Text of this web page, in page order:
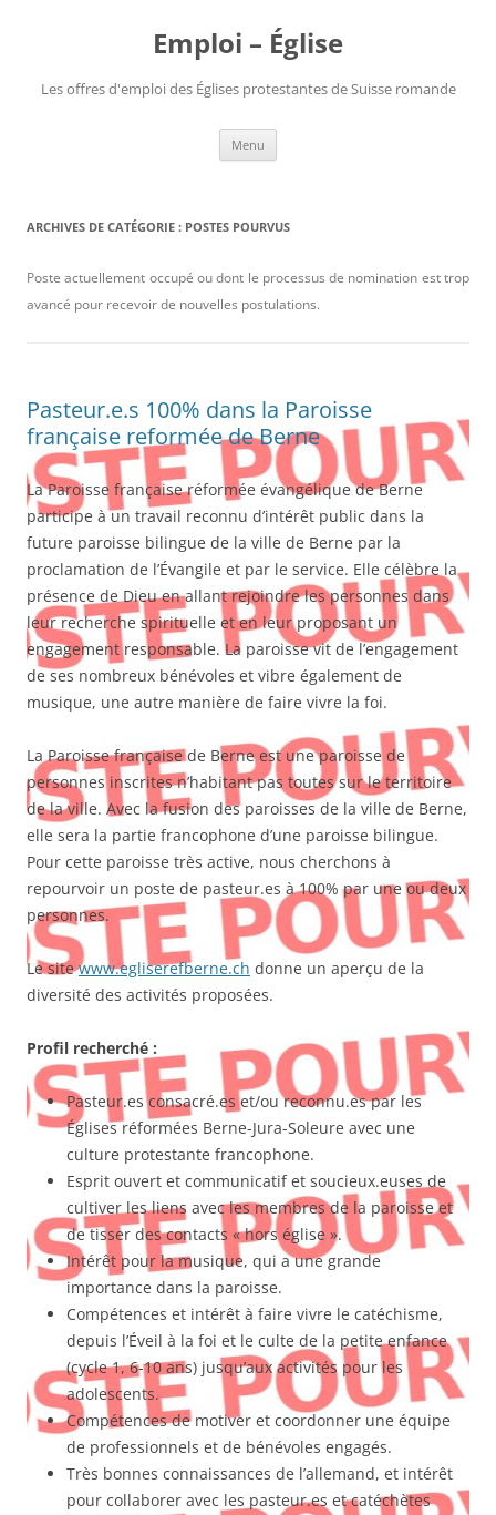
Emploi – Église
Les offres d'emploi des Églises protestantes de Suisse romande
Menu
ARCHIVES DE CATÉGORIE : POSTES POURVUS
Poste actuellement occupé ou dont le processus de nomination est trop
avancé pour recevoir de nouvelles postulations.
Pasteur.e.s 100% dans la Paroisse
française reformée de Berne
La Paroisse française réformée évangélique de Berne
participe à un travail reconnu d’intérêt public dans la
future paroisse bilingue de la ville de Berne par la
proclamation de l’Évangile et par le service. Elle célèbre la
présence de Dieu en allant rejoindre les personnes dans
leur recherche spirituelle et en leur proposant un
engagement responsable. La paroisse vit de l’engagement
de ses nombreux bénévoles et vibre également de
musique, une autre manière de faire vivre la foi.
La Paroisse française de Berne est une paroisse de
personnes inscrites n’habitant pas toutes sur le territoire
de la ville. Avec la fusion des paroisses de la ville de Berne,
elle sera la partie francophone d’une paroisse bilingue.
Pour cette paroisse très active, nous cherchons à
repourvoir un poste de pasteur.es à 100% par une ou deux
personnes.
Le sitewww.egliserefberne.ch donne un aperçu de la
diversité des activités proposées.
Profil recherché :
Pasteur.es consacré.es et/ou reconnu.es par les
Églises réformées Berne-Jura-Soleure avec une
culture protestante francophone.
Esprit ouvert et communicatif et soucieux.euses de
cultiver les liens avec les membres de la paroisse et
de tisser des contacts « hors église ».
Intérêt pour la musique, qui a une grande
importance dans la paroisse.
Compétences et intérêt à faire vivre le catéchisme,
depuis l’Éveil à la foi et le culte de la petite enfance
(cycle 1, 6-10 ans) jusqu’aux activités pour les
adolescents.
Compétences de motiver et coordonner une équipe
de professionnels et de bénévoles engagés.
Très bonnes connaissances de l’allemand, et intérêt
pour collaborer avec les pasteur.es et catéchètes